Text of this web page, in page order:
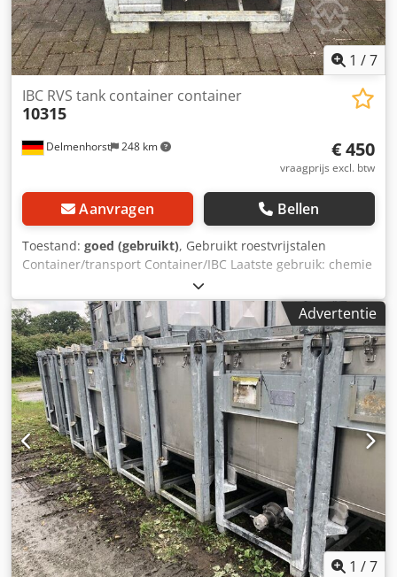
1 /7
Delmenhorst 248 km
IBC RVS tank container container
10315
€ 450
vraagprijs excl. btw
Aanvragen Bellen
Toestand: goed (gebruikt), Gebruikt roestvrijstalen
Container/transport Container/IBC Laatste gebruik: chemie
Artikelnummer: 10315 Tank gereinigd! Volume: 500 liter
Type: staande in gegalvaniseerd stapel rack Materiaal
(Media-Touched): 1, 4301/AISI304 Uitvoering: One-wailed
Bodem: gewelfd Usehigh: gewelfd Operating print volgens
typeplaatje: + 0,2 bar Afmetingen containers: Totale
breedte: 1200mm Totale lengte: 1000mm Totale hoogte:
1000mm Materialen: Binnen: 4301/AISI 304 Exterieur
onderdelen: gegalvaniseerd staal Voorzieningen:
Dcjdpfxed I S Ule Afqek Type plaatje: Ja Diameter uitloop:
50mm Uitloop type: DN50 Crash Valve: Ja
Advertentie
1 /7